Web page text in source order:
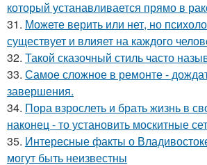
который устанавливается прямо в
31. Можете верить или нет, но
существует и влияет на каждого
32. Такой сказочный стиль часто
33. Самое сложное в ремонте -
завершения.
34. Пора взрослеть и брать жизнь в
наконец - то установить москитные
35. Интересные факты о
могут быть неизвестны